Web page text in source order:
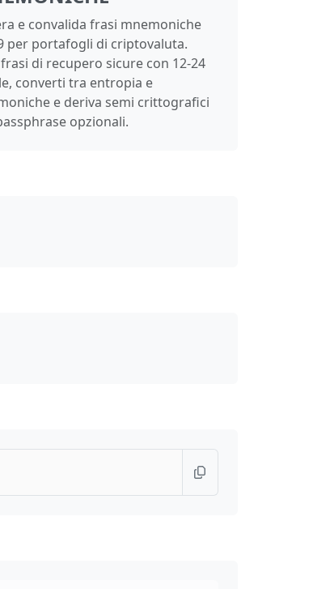
e convalida frasi mnemoniche
per portafogli di criptovaluta.
di recupero sicure con 12-24
converti tra entropia e
e deriva semi crittografici
opzionali.